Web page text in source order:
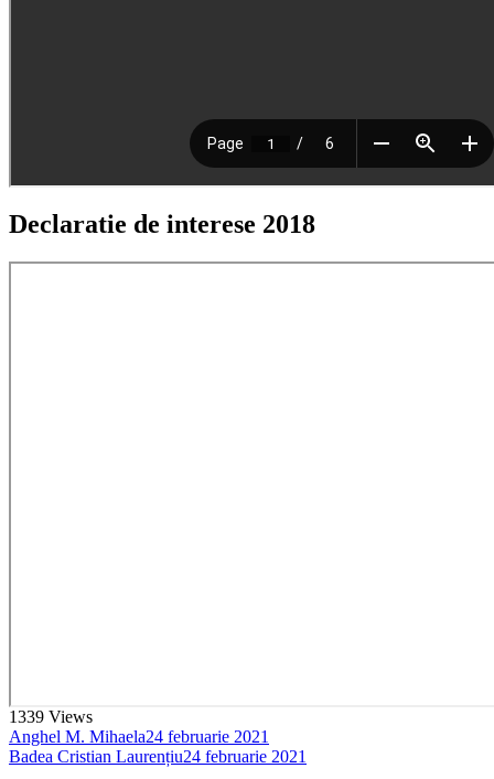
Declaratie de interese 2018
1339 Views
Anghel M. Mihaela24 februarie 2021
Badea Cristian Laurențiu24 februarie 2021